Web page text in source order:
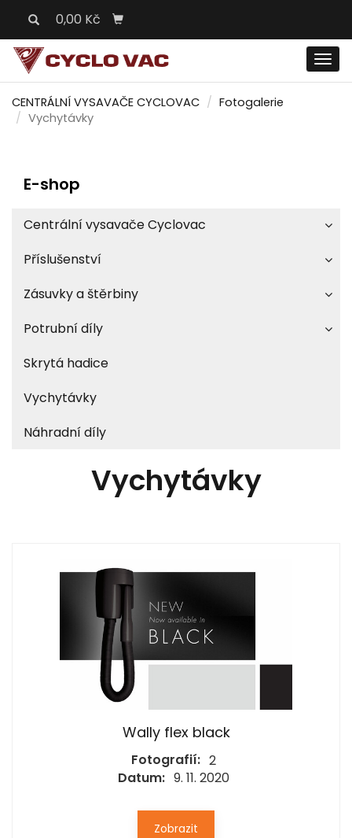
0,00 Kč
CENTRÁLNÍ VYSAVAČE CYCLOVAC
Fotogalerie
Vychytávky
E-shop
Centrální vysavače Cyclovac
Příslušenství
Zásuvky a štěrbiny
Potrubní díly
Skrytá hadice
Vychytávky
Náhradní díly
Vychytávky
Wally flex black
Fotografií: 2
Datum: 9. 11. 2020
Zobrazit